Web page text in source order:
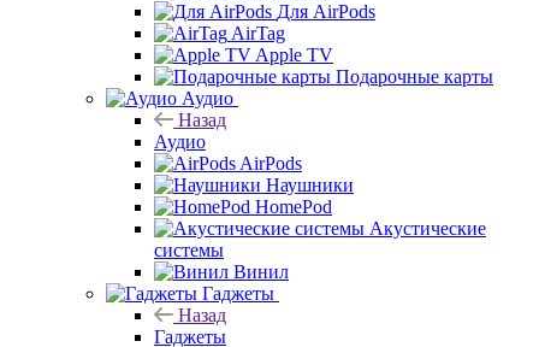
Для AirPods
AirTag
Apple TV
Подарочные карты
Аудио
Назад
Аудио
AirPods
Наушники
HomePod
Акустические
системы
Винил
Гаджеты
Назад
Гаджеты